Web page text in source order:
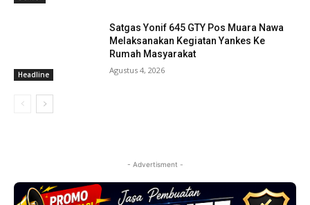
Headline
Satgas Yonif 645 GTY Pos Muara Nawa
Melaksanakan Kegiatan Yankes Ke
Rumah Masyarakat
Agustus 4, 2026
- Advertisment -